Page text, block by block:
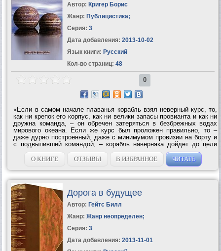
Автор: Кригер Борис
Жанр: Публицистика;
Серия: 3
Дата добавления: 2013-10-02
Язык книги: Русский
Кол-во страниц: 48
0
«Если в самом начале плаванья корабль взял неверный курс, то,
как ни крепок его корпус, как ни велики запасы провианта и как ни
дружна команда, – он обречен затеряться в безбрежных водах
мирового океана. Если же курс был проложен правильно, то –
даже дурно построенный, даже с минимумом провизии на борту и
с подвыпившей командой, – корабль наверняка дойдет до цели
своего путешествия.» Борис Кригер – член Союза писателей
Москвы,...О КНИГЕ ОТЗЫВЫ В ИЗБРАННОЕ ЧИТАТЬ
Дорога в будущее
Автор: Гейтс Билл
Жанр: Жанр неопределен;
Серия: 3
Дата добавления: 2013-11-01